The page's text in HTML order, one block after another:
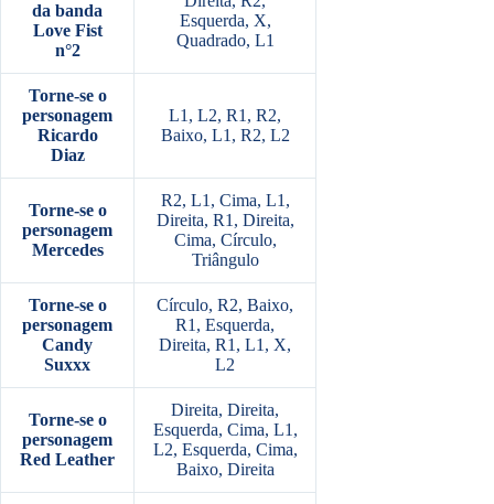
da banda
Love Fist
n°2
Esquerda, X,
Quadrado, L1
Torne-se o
personagem
Ricardo
Diaz
L1, L2, R1, R2,
Baixo, L1, R2, L2
Torne-se o
personagem
Mercedes
R2, L1, Cima, L1,
Direita, R1, Direita,
Cima, Círculo,
Triângulo
Torne-se o
personagem
Candy
Suxxx
Círculo, R2, Baixo,
R1, Esquerda,
Direita, R1, L1, X,
L2
Torne-se o
personagem
Red Leather
Direita, Direita,
Esquerda, Cima, L1,
L2, Esquerda, Cima,
Baixo, Direita